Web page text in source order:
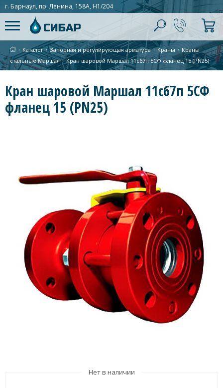
г. Барнаул, пр. Ленина, 158А, Н1/204
∙ Каталог ∙Запорная и регулирующая арматура ∙Краны ∙ Краны
стальные Маршал ∙Кран шаровой Маршал 11с67п 5СФ фланец 15 (PN25)
Кран шаровой Маршал 11с67п 5СФ
фланец 15 (PN25)
Нет в наличии